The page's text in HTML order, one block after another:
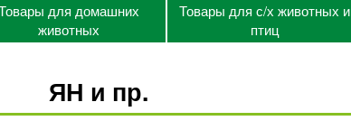
для домашних
животных
Товары для с/х животных и
птиц
ЯН и пр.